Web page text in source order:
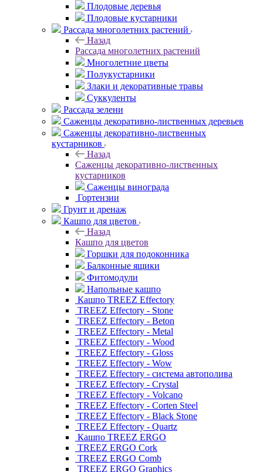
Плодовые деревья
Плодовые кустарники
Рассада многолетних растений
Назад
Рассада многолетних растений
Многолетние цветы
Полукустарники
Злаки и декоративные травы
Суккуленты
Рассада зелени
Саженцы декоративно-лиственных деревьев
Саженцы декоративно-лиственных
кустарников
Назад
Саженцы декоративно-лиственных
кустарников
Саженцы винограда
Гортензии
Грунт и дренаж
Кашпо для цветов
Назад
Кашпо для цветов
Горшки для подоконника
Балконные ящики
Фитомодули
Напольные кашпо
Кашпо TREEZ Effectory
TREEZ Effectory - Stone
TREEZ Effectory - Beton
TREEZ Effectory - Metal
TREEZ Effectory - Wood
TREEZ Effectory - Gloss
TREEZ Effectory - Wow
TREEZ Effectory - система автополива
TREEZ Effectory - Crystal
TREEZ Effectory - Volcano
TREEZ Effectory - Corten Steel
TREEZ Effectory - Black Stone
TREEZ Effectory - Quartz
Кашпо TREEZ ERGO
TREEZ ERGO Cork
TREEZ ERGO Comb
TREEZ ERGO Graphics